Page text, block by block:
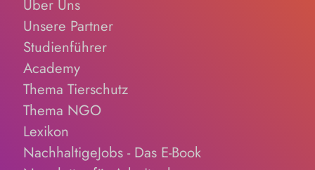
Über Uns
Unsere Partner
Studienführer
Academy
Thema Tierschutz
Thema NGO
Lexikon
NachhaltigeJobs - Das E-Book